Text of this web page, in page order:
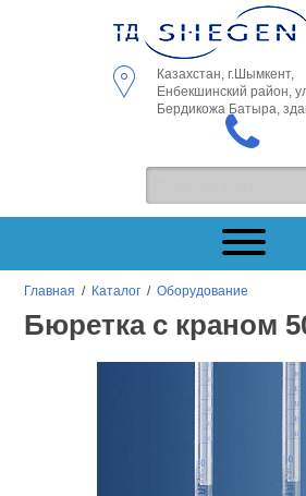
Казахстан, г.Шымкент,
Енбекшинский район,
Бердикожа Батыра,
Главная / Каталог /Оборудование
Бюретка с краном